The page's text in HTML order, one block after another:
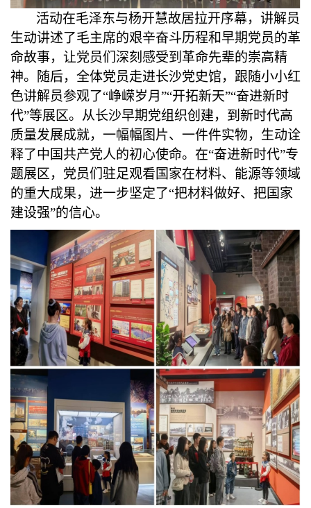
活动在毛泽东与杨开慧故居拉开序幕，讲解员
生动讲述了毛主席的艰辛奋斗历程和早期党员的革
命故事，让党员们深刻感受到革命先辈的崇高精
神。随后，全体党员走进长沙党史馆，跟随小小红
色讲解员参观了“峥嵘岁月”“开拓新天”“奋进新时
代”等展区。从长沙早期党组织创建，到新时代高
质量发展成就，一幅幅图片、一件件实物，生动诠
释了中国共产党人的初心使命。在“奋进新时代”专
题展区，党员们驻足观看国家在材料、能源等领域
的重大成果，进一步坚定了“把材料做好、把国家
建设强”的信心。